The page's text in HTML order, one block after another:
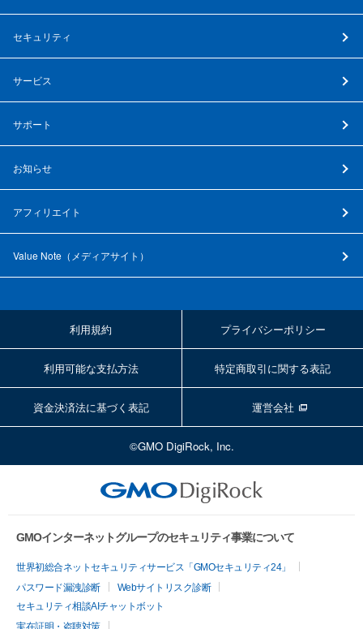
セキュリティ
サービス
サポート
お知らせ
アフィリエイト
Value Note（ メディアサイト ）
利用規約 プライバシーポリシー
利用可能な支払方法 特定商取引に関する表記
資金決済法に基づく表記 運営会社
©GMO DigiRock, Inc.
GMOインターネットグループのセキュリティ事業について
世界初総合ネットセキュリティサービス「GMOセキュリティ24」
パスワード漏洩診断
Webサイトリスク診断
セキュリティ相談AIチャットボット
実在証明・盗聴対策